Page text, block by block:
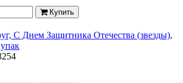
Купить
С Днем Защитника Отечества (звезды),